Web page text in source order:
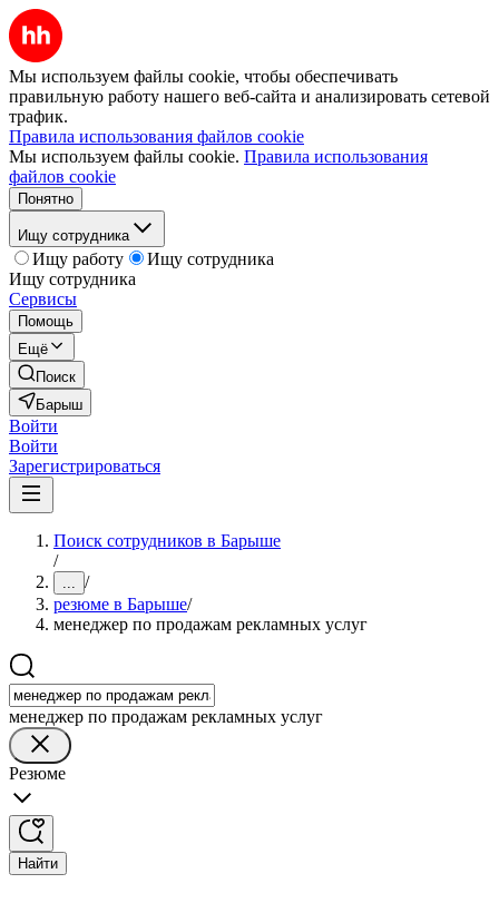
Мы используем файлы cookie, чтобы обеспечивать
правильную работу нашего веб-сайта и анализировать сетевой
трафик.
Правила использования файлов cookie
Мы используем файлы cookie. Правила использования
файлов cookie
Понятно
Ищу сотрудника
Ищу работу
Ищу сотрудника
Ищу сотрудника
Сервисы
Помощь
Ещё
Поиск
Барыш
Войти
Войти
Зарегистрироваться
Поиск сотрудников в Барыше
/
... /
резюме в Барыше/
менеджер по продажам рекламных услуг
менеджер по продажам рекламных услуг
Резюме
Найти